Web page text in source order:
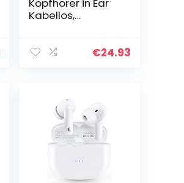
Kopfhörer in Ear
Kabellos,
Stereo Sound/LED
€24.93